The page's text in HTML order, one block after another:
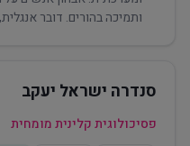
ותמיכה בהורים. דובר
סנדרה ישראל יעקב
פסיכולוגית קלינית מומחית